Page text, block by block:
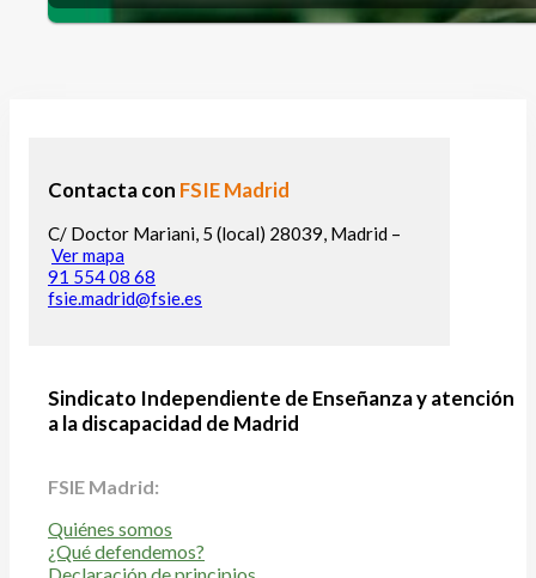
Contacta con FSIE Madrid
C/ Doctor Mariani, 5 (local) 28039, Madrid –
Ver mapa
91 554 08 68
fsie.madrid@fsie.es
Sindicato Independiente de Enseñanza y atención
a la discapacidad de Madrid
FSIE Madrid:
Quiénes somos
¿Qué defendemos?